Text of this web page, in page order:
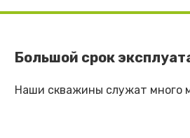
Большой срок
Наши скважины служат много